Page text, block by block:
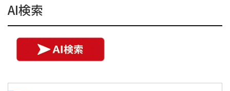
AI検索